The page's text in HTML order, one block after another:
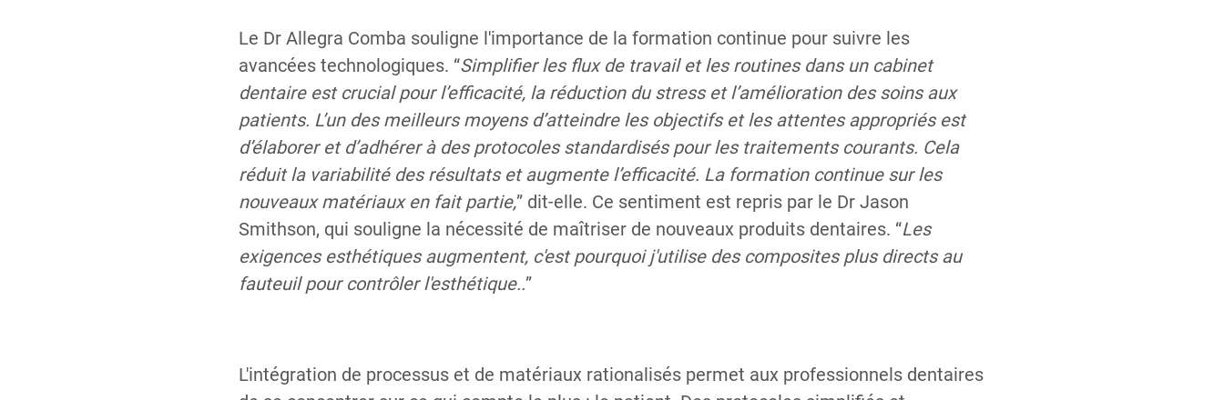
Le Dr Allegra Comba souligne l'importance de la formation continue pour suivre les
avancées technologiques. “Simplifier les flux de travail et les routines dans un cabinet
dentaire est crucial pour l’efficacité, la réduction du stress et l’amélioration des soins aux
patients. L’un des meilleurs moyens d’atteindre les objectifs et les attentes appropriés est
d’élaborer et d’adhérer à des protocoles standardisés pour les traitements courants. Cela
réduit la variabilité des résultats et augmente l’efficacité. La formation continue sur les
nouveaux matériaux en fait partie,” dit-elle. Ce sentiment est repris par le Dr Jason
Smithson, qui souligne la nécessité de maîtriser de nouveaux produits dentaires. “Les
exigences esthétiques augmentent, c'est pourquoi j'utilise des composites plus directs au
fauteuil pour contrôler l'esthétique..”
L'intégration de processus et de matériaux rationalisés permet aux professionnels dentaires